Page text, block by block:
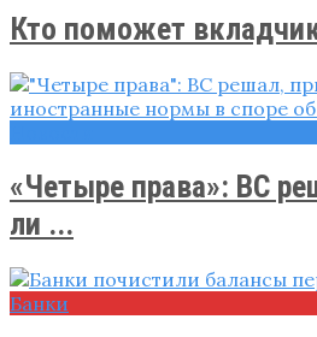
Кто поможет
«Четыре права»: ВС
ли ...
Банки